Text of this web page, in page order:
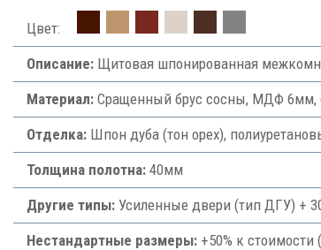
Цвет:
Описание:Щитовая шпонированная
Материал:Сращенный брус сосны, МДФ 6мм,
Отделка:Шпон дуба (тон орех),
Толщина полотна:40мм
Другие типы:Усиленные двери (тип ДГУ) +
Нестандартные размеры:+50% к стоимости